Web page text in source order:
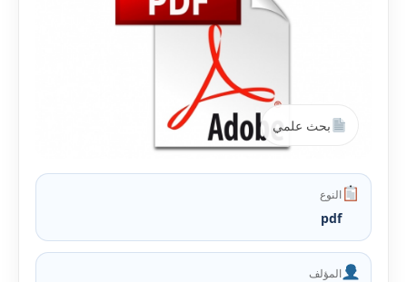
بحث علمي
النوع
pdf
المؤلف